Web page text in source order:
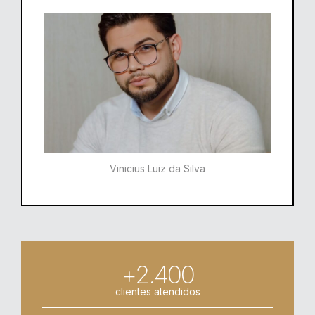
Vinicius Luiz da Silva
+2.400
clientes atendidos